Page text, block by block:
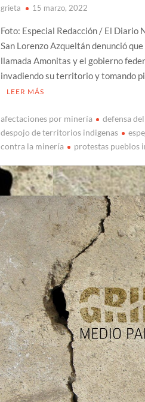
grieta 15 marzo, 2022
Foto: Especial Redacción / El Diario
San Lorenzo Azqueltán denunció
llamada Amonitas y el gobierno
invadiendo su territorio y tomando
LEER MÁS
afectaciones por minería
defensa
despojo de territorios indigenas
contra la minería
protestas pueblos